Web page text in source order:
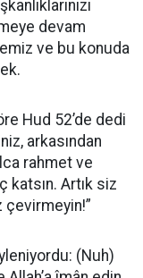
devam
ve bu konuda
Hud 52’de dedi
arkasından
rahmet ve
Artık siz
çevirmeyin!”
(Nuh)